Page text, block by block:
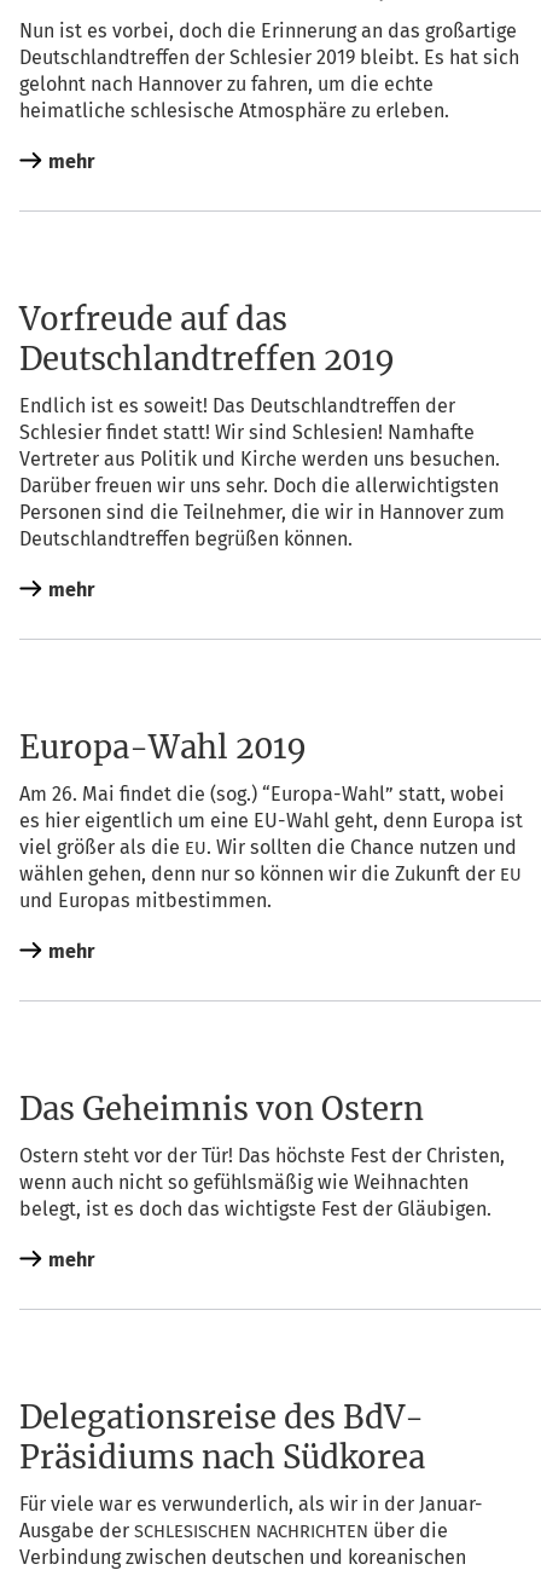
Nun ist es vor­bei, doch die Erin­ne­rung an das groß­ar­ti­ge
Deutsch­land­tref­fen der Schle­si­er 2019 bleibt. Es hat sich
gelohnt nach Han­no­ver zu fah­ren, um die ech­te
hei­mat­li­che schle­si­sche Atmo­sphä­re zu erleben.
mehr
Vorfreude auf das
Deutschlandtreffen 2019
End­lich ist es soweit! Das Deutsch­land­tref­fen der
Schle­si­er fin­det statt! Wir sind Schle­si­en! Nam­haf­te
Ver­tre­ter aus Poli­tik und Kir­che wer­den uns besu­chen.
Dar­über freu­en wir uns sehr. Doch die aller­wich­tigs­ten
Per­so­nen sind die Teil­neh­mer, die wir in Han­no­ver zum
Deutsch­land­tref­fen begrü­ßen können.
mehr
Europa-Wahl 2019
Am 26. Mai fin­det die (sog.) “Euro­pa-Wahl” statt, wobei
es hier eigent­lich um eine EU-Wahl geht, denn Euro­pa ist
viel grö­ßer als die EU. Wir soll­ten die Chan­ce nut­zen und
wäh­len gehen, denn nur so kön­nen wir die Zukunft der EU
und Euro­pas mitbestimmen.
mehr
Das Geheimnis von Ostern
Ostern steht vor der Tür! Das höchs­te Fest der Chris­ten,
wenn auch nicht so gefühls­mä­ßig wie Weih­nach­ten
belegt, ist es doch das wich­tigs­te Fest der Gläubigen.
mehr
Delegationsreise des BdV-
Präsidiums nach Südkorea
Für vie­le war es ver­wun­der­lich, als wir in der Janu­ar-
Aus­ga­be der SCHLESISCHEN NACHRICHTEN über die
Ver­bin­dung zwi­schen deut­schen und korea­ni­schen